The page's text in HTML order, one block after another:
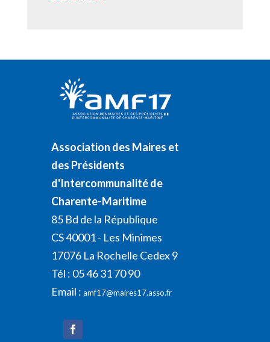
Association des Maires et
des Présidents
d'Intercommunalité de
Charente-Maritime
85 Bd de la République
CS 40001 - Les Minimes
17076 La Rochelle Cedex 9
Tél : 05 46 31 70 90
Email : amf17@maires17.asso.fr